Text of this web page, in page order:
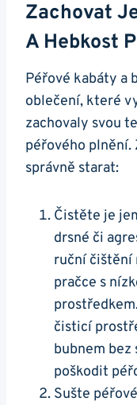
Zachovat
A Hebkost
Péřové kabáty a
oblečení, které
zachovaly svou
péřového plnění.
správně starat:
Čistěte je
drsné či
ruční čištění
pračce s
čisticí
bubnem
poškodit
Sušte